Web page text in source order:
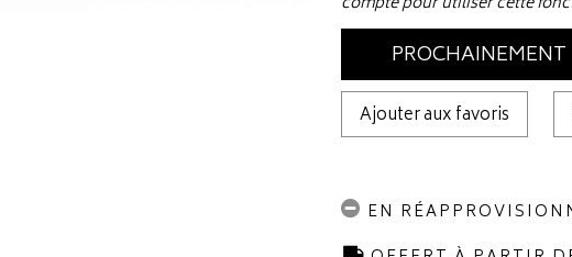
PROCHAINEMENT
Ajouter aux favoris
EN